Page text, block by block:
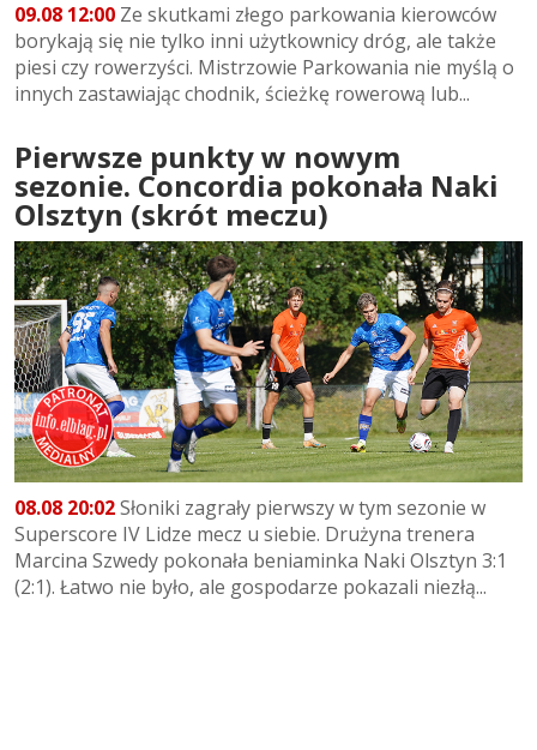
09.08 12:00 Ze skutkami złego parkowania kierowców
borykają się nie tylko inni użytkownicy dróg, ale także
piesi czy rowerzyści. Mistrzowie Parkowania nie myślą o
innych zastawiając chodnik, ścieżkę rowerową lub...
Pierwsze punkty w nowym
sezonie. Concordia pokonała Naki
Olsztyn (skrót meczu)
08.08 20:02Słoniki zagrały pierwszy w tym sezonie w
Superscore IV Lidze mecz u siebie. Drużyna trenera
Marcina Szwedy pokonała beniaminka Naki Olsztyn 3:1
(2:1). Łatwo nie było, ale gospodarze pokazali niezłą...